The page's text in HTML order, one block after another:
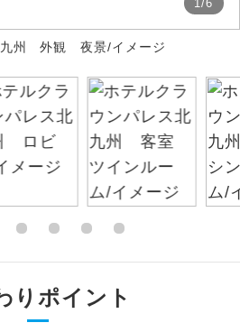
1/6
九州 外観 夜景/イメージ
りポイント
景スポットに立ち寄るコースです。
地にも宿泊するコースです。
泊ホテルに露天風呂が付いていま
泊ホテルに大浴場が付いています。
のお食事が付いていますので、お食
心配はいりません。（機内食を除
ます。